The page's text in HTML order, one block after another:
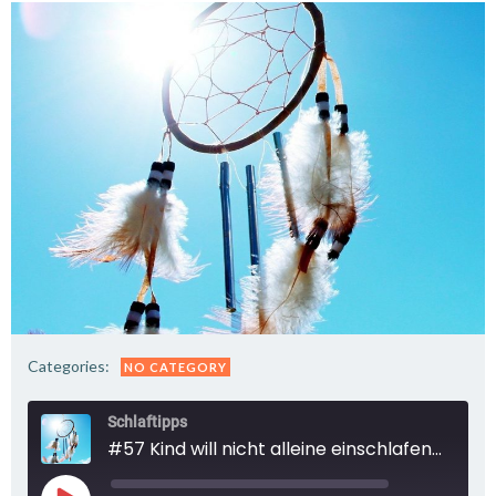
Categories: NO CATEGORY
Schlaftipps
#57 Kind will nicht alleine einschlafen_Schlaftipps